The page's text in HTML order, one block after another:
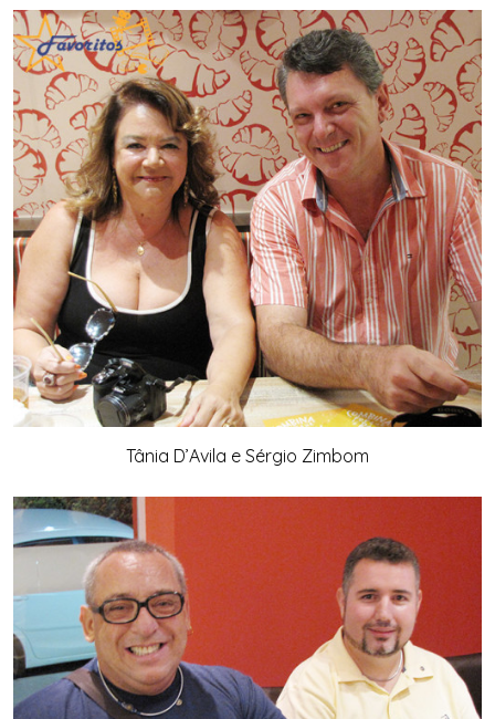
Tânia D’Avila e Sérgio Zimbom